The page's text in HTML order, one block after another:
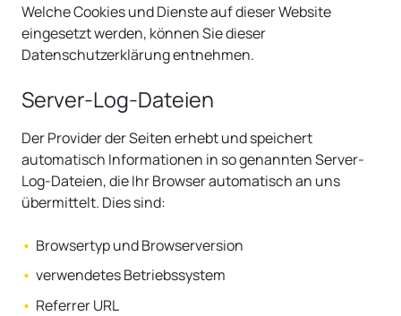
Welche Cookies und Dienste auf dieser Website
eingesetzt werden, können Sie dieser
Datenschutzerklärung entnehmen.
Server-Log-Dateien
Der Provider der Seiten erhebt und speichert
automatisch Informationen in so genannten Server-
Log-Dateien, die Ihr Browser automatisch an uns
übermittelt. Dies sind:
Browsertyp und Browserversion
verwendetes Betriebssystem
Referrer URL